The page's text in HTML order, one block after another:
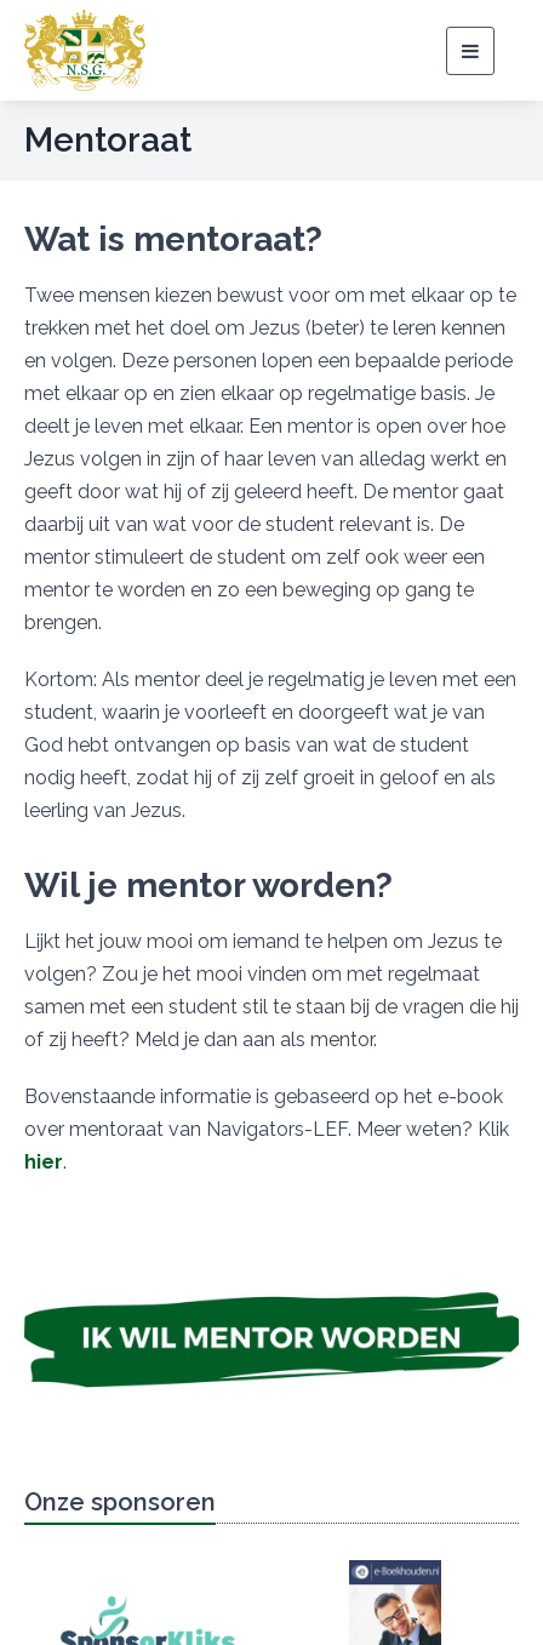
Toggle
Mentoraat
Wat is mentoraat?
Twee mensen kiezen bewust voor om met elkaar op te
trekken met het doel om Jezus (beter) te leren kennen
en volgen. Deze personen lopen een bepaalde periode
met elkaar op en zien elkaar op regelmatige basis. Je
deelt je leven met elkaar. Een mentor is open over hoe
Jezus volgen in zijn of haar leven van alledag werkt en
geeft door wat hij of zij geleerd heeft. De mentor gaat
daarbij uit van wat voor de student relevant is. De
mentor stimuleert de student om zelf ook weer een
mentor te worden en zo een beweging op gang te
brengen.
Kortom: Als mentor deel je regelmatig je leven met een
student, waarin je voorleeft en doorgeeft wat je van
God hebt ontvangen op basis van wat de student
nodig heeft, zodat hij of zij zelf groeit in geloof en als
leerling van Jezus.
Wil je mentor worden?
Lijkt het jouw mooi om iemand te helpen om Jezus te
volgen? Zou je het mooi vinden om met regelmaat
samen met een student stil te staan bij de vragen die hij
of zij heeft? Meld je dan aan als mentor.
Bovenstaande informatie is gebaseerd op het e-book
over mentoraat van Navigators-LEF. Meer weten? Klik
hier.
Onze sponsoren